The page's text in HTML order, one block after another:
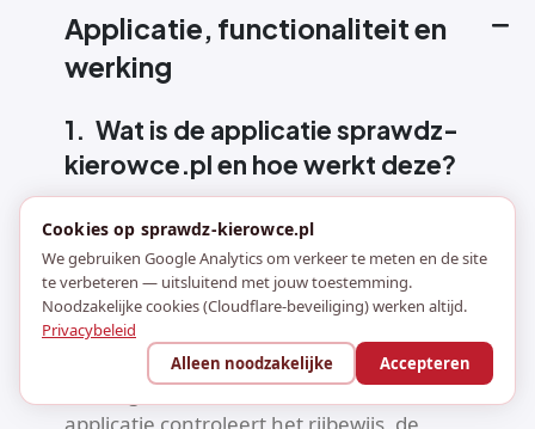
Applicatie, functionaliteit en
werking
1. Wat is de applicatie sprawdz-
kierowce.pl en hoe werkt deze?
verificatieproces van rijbewijzen van
chauffeurs automatiseert. Dankzij deze
applicatie hoeft u de bevoegdheden van uw
chauffeurs niet zelf te controleren. U hoeft
alleen maar de gegevens van de door u in
dienst genomen chauffeurs in te voeren en de
applicatie controleert het rijbewijs, de
Cookies op sprawdz-kierowce.pl
We gebruiken Google Analytics om verkeer te meten en de site
te verbeteren — uitsluitend met jouw toestemming.
Noodzakelijke cookies (Cloudflare-beveiliging) werken altijd.
Privacybeleid
Alleen noodzakelijke
Accepteren